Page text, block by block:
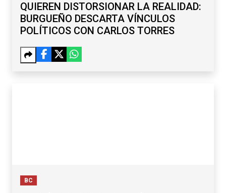
QUIEREN DISTORSIONAR LA REALIDAD:
BURGUEÑO DESCARTA VÍNCULOS
POLÍTICOS CON CARLOS TORRES
BC